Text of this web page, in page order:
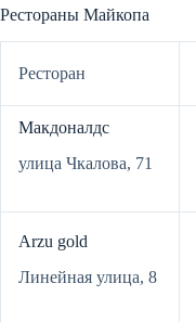
Рестораны Майкопа
Ресторан
Макдоналдс
улица Чкалова, 71
Arzu gold
Линейная улица, 8